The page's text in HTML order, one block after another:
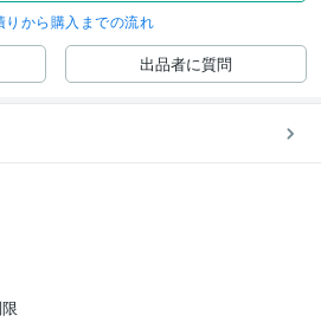
りから購入までの流れ
出品者に質問